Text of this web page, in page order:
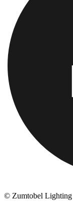
© Zumtobel Lighting